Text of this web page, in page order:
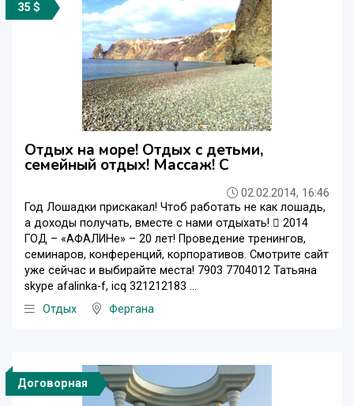
35 $
Отдых на море! Отдых с детьми,
семейный отдых! Массаж! С
02.02.2014, 16:46
Год Лошадки прискакал! Чтоб работать не как лошадь,
а доходы получать, вместе с нами отдыхать!  2014
ГОД – «АФАЛИНе» – 20 лет! Проведение тренингов,
семинаров, конференций, корпоративов. Смотрите сайт
уже сейчас и выбирайте места! 7903 7704012 Татьяна
skype afalinka-f, icq 321212183 ...
Отдых
Фергана
Договорная